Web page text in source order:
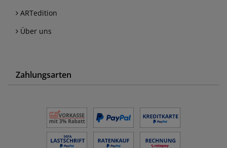
ARTedition
Über uns
Zahlungsarten